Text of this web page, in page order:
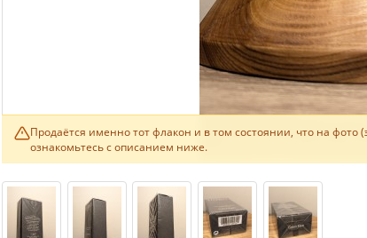
Продаётся именно тот флакон и в том состоянии, что на
ознакомьтесь с описанием ниже.